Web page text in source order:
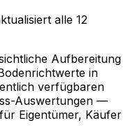
alle 12
Aufbereitung
in
verfügbaren
Auswertungen —
Eigentümer, Käufer